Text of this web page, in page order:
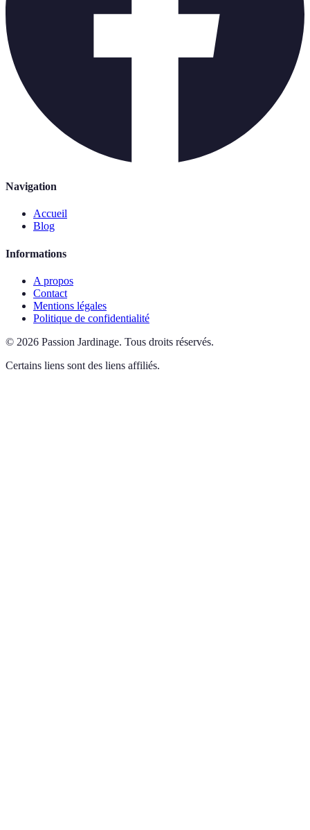
Navigation
Accueil
Blog
Informations
A propos
Contact
Mentions légales
Politique de confidentialité
© 2026 Passion Jardinage. Tous droits réservés.
Certains liens sont des liens affiliés.